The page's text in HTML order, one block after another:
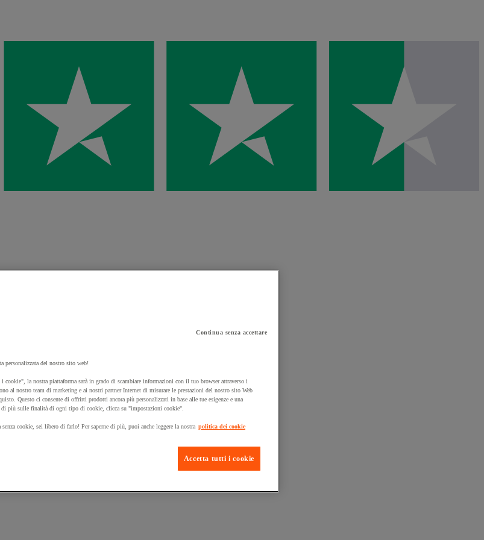
Manutan Expert
Prodotti in pronta consegna
Continua senza accettare
personalizzata del nostro sito web!
cookie", la nostra piattaforma sarà in grado di scambiare informazioni con il tuo browser attraverso i
al nostro team di marketing e ai nostri partner Internet di misurare le prestazioni del nostro sito Web
Questo ci consente di offrirti prodotti ancora più personalizzati in base alle tue esigenze e una
di più sulle finalità di ogni tipo di cookie, clicca su "impostazioni cookie".
cookie, sei libero di farlo! Per saperne di più, puoi anche leggere la nostra politica dei cookie
Accetta tutti i cookie